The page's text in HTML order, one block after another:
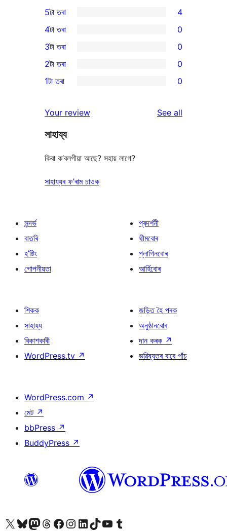
4
5-
star
reviews
5টা তৰা 4
4-
star
reviews
4টা তৰা 0
0
3-
star
3টা তৰা 0
2-
reviews
2টা তৰা 0
star
reviews
1টা তৰা 0
Your review See all
সাহায্য
কিবা ক’বলগীয়া আছে? সহায় লাগে?
সাহায্যৰ ফ’ৰাম চাওক
সন্দৰ্ভ
বাতৰি
হ’ষ্টিং
গোপনীয়তা
প্ৰদৰ্শনী
থীমবোৰ
প্লাগিনবোৰ
আৰ্হিবোৰ
শিকক
সাহায্য
বিকাশকাৰী
WordPress.tv ↗
জড়িত হৈ পৰক
অনুষ্ঠানবোৰ
দান কৰক ↗
ভৱিষ্যতৰ বাবে পাঁচ
WordPress.com ↗
মেট ↗
bbPress ↗
BuddyPress ↗
আমাৰ X (আগৰ Twitter) একাউণ্টলৈ যাওকআমাৰ Bluesky একাউণ্টলৈ যাওকআমাৰ Mastodon একাউণ্টলৈ যাওকআমাৰ Threads একাউণ্টলৈ যাওকআমাৰ Facebook পৃষ্ঠালৈ যাওকআমাৰ Instagram একাউণ্টলৈ যাওকআমাৰ LinkedIn একাউণ্টলৈ যাওকআমাৰ TikTok একাউণ্টলৈ যাওকআমাৰ YouTube চেনেললৈ যাওকআমাৰ Tumblr একাউণ্টলৈ যাওক